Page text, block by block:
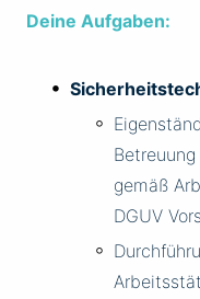
Deine Aufgaben:
gemäß
DGUV